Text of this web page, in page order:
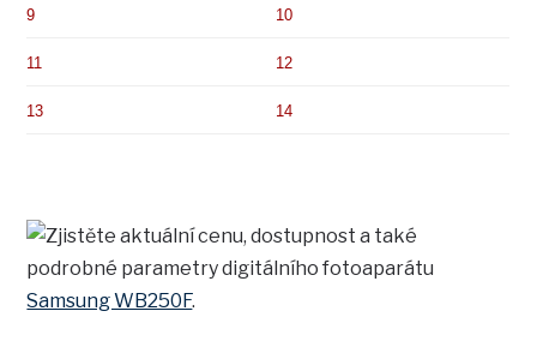
9 10
11 12
13 14
Zjistěte aktuální cenu, dostupnost a také
podrobné parametry digitálního fotoaparátu
Samsung WB250F.